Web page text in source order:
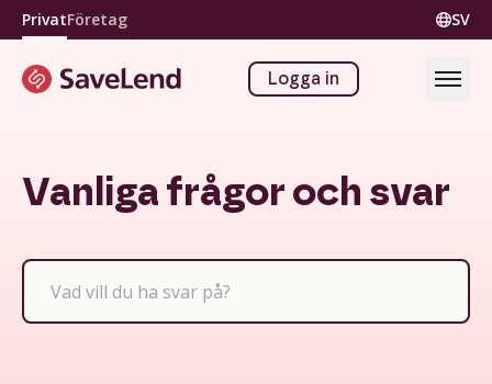
PrivatFöretag SV
Logga in
Vanliga frågor och svar